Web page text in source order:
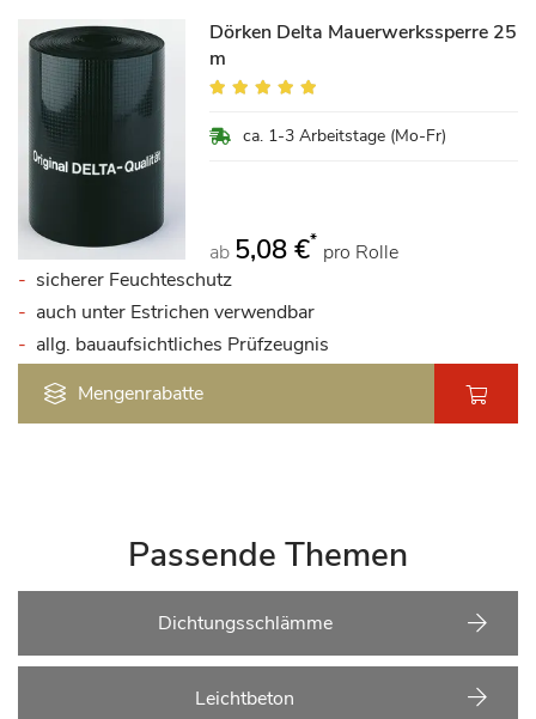
Dörken Delta Mauerwerkssperre 25
m
Bewertung:
ca. 1-3 Arbeitstage (Mo-Fr)
ab 5,08 €* pro Rolle
sicherer Feuchteschutz
auch unter Estrichen verwendbar
allg. bauaufsichtliches Prüfzeugnis
Mengenrabatte
Passende Themen
Dichtungsschlämme
Leichtbeton